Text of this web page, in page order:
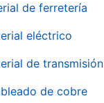
de ferretería
eléctrico
de transmisión
de cobre